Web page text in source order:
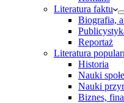
Literatura faktu
Biografia,
Reportaż
Literatura
Historia
Nauki
Nauki
Biznes,